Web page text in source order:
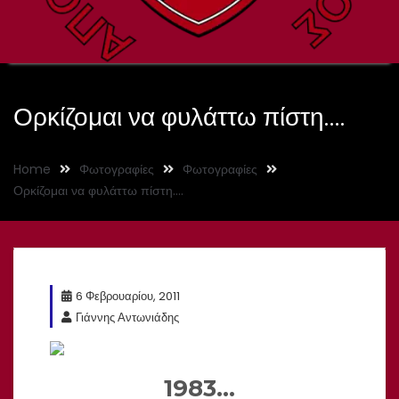
Ορκίζομαι να φυλάττω πίστη….
Home Φωτογραφίες
Φωτογραφίες
Ορκίζομαι να φυλάττω πίστη….
6 Φεβρουαρίου, 2011
Γιάννης Αντωνιάδης
1983…